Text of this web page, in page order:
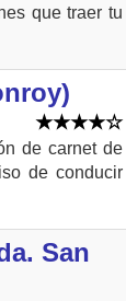
que traer tu
de carnet de
de conducir
San